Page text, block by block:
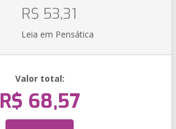
R$ 53,31
Leia em Pensática
Valor total:
R$ 68,57